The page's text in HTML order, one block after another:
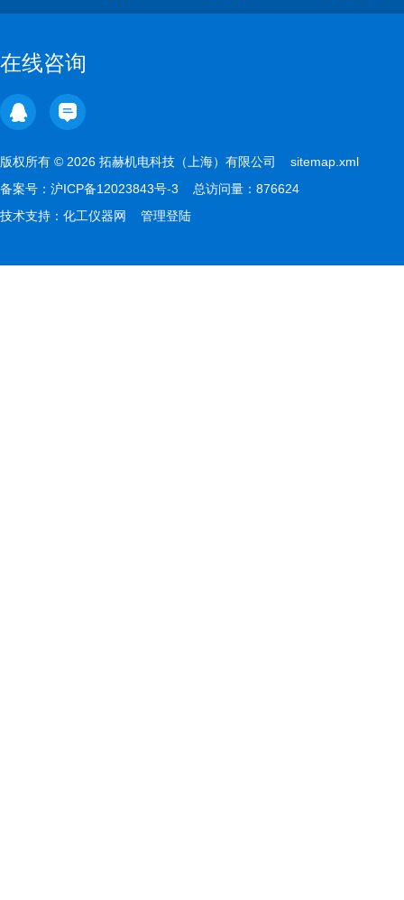
在线咨询
版权所有 © 2026 拓赫机电科技（上海）有限公司 sitemap.xml
备案号： 沪ICP备12023843号-3 总访问量：876624
技术支持： 化工仪器网 管理登陆